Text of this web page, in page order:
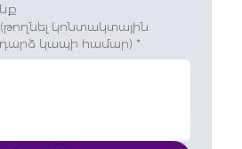
կոնտակտային
կապի համար) *